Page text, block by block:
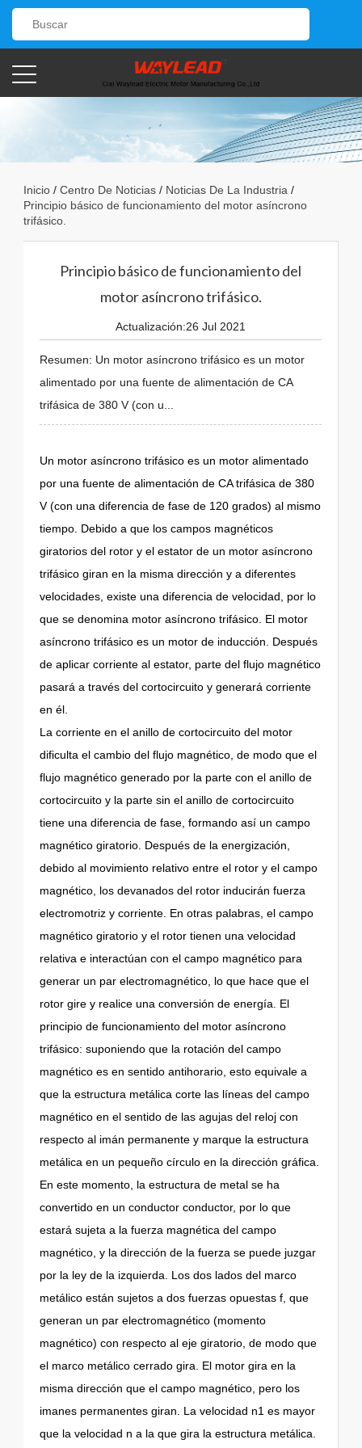
Inicio / Centro De Noticias / Noticias De La Industria /
Principio básico de funcionamiento del motor asíncrono
trifásico.
Principio básico de funcionamiento del
motor asíncrono trifásico.
Actualización:26 Jul 2021
Resumen: Un motor asíncrono trifásico es un motor
alimentado por una fuente de alimentación de CA
trifásica de 380 V (con u...
Un motor asíncrono trifásico es un motor alimentado
por una fuente de alimentación de CA trifásica de 380
V (con una diferencia de fase de 120 grados) al mismo
tiempo. Debido a que los campos magnéticos
giratorios del rotor y el estator de un motor asíncrono
trifásico giran en la misma dirección y a diferentes
velocidades, existe una diferencia de velocidad, por lo
que se denomina motor asíncrono trifásico. El motor
asíncrono trifásico es un motor de inducción. Después
de aplicar corriente al estator, parte del flujo magnético
pasará a través del cortocircuito y generará corriente
en él.
La corriente en el anillo de cortocircuito del motor
dificulta el cambio del flujo magnético, de modo que el
flujo magnético generado por la parte con el anillo de
cortocircuito y la parte sin el anillo de cortocircuito
tiene una diferencia de fase, formando así un campo
magnético giratorio. Después de la energización,
debido al movimiento relativo entre el rotor y el campo
magnético, los devanados del rotor inducirán fuerza
electromotriz y corriente. En otras palabras, el campo
magnético giratorio y el rotor tienen una velocidad
relativa e interactúan con el campo magnético para
generar un par electromagnético, lo que hace que el
rotor gire y realice una conversión de energía. El
principio de funcionamiento del motor asíncrono
trifásico: suponiendo que la rotación del campo
magnético es en sentido antihorario, esto equivale a
que la estructura metálica corte las líneas del campo
magnético en el sentido de las agujas del reloj con
respecto al imán permanente y marque la estructura
metálica en un pequeño círculo en la dirección gráfica.
En este momento, la estructura de metal se ha
convertido en un conductor conductor, por lo que
estará sujeta a la fuerza magnética del campo
magnético, y la dirección de la fuerza se puede juzgar
por la ley de la izquierda. Los dos lados del marco
metálico están sujetos a dos fuerzas opuestas f, que
generan un par electromagnético (momento
magnético) con respecto al eje giratorio, de modo que
el marco metálico cerrado gira. El motor gira en la
misma dirección que el campo magnético, pero los
imanes permanentes giran. La velocidad n1 es mayor
que la velocidad n a la que gira la estructura metálica.